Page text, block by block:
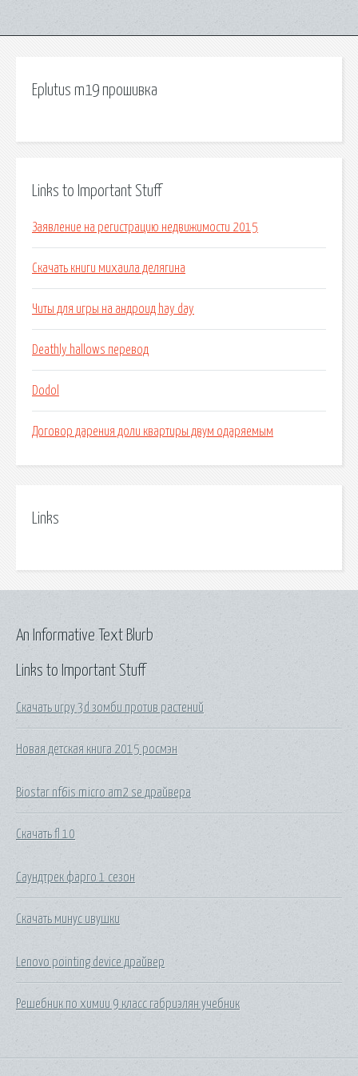
Eplutus m19 прошивка
Links to Important Stuff
Заявление на регистрацию недвижимости 2015
Скачать книги михаила делягина
Читы для игры на андроид hay day
Deathly hallows перевод
Dodol
Договор дарения доли квартиры двум одаряемым
Links
Links to Important Stuff
Скачать игру 3d зомби против растений
Новая детская книга 2015 росмэн
Biostar nf6is micro am2 se драйвера
Скачать fl 10
Саундтрек фарго 1 сезон
Скачать минус ивушки
Lenovo pointing device драйвер
Решебник по химии 9 класс габриэлян учебник
An Informative Text Blurb